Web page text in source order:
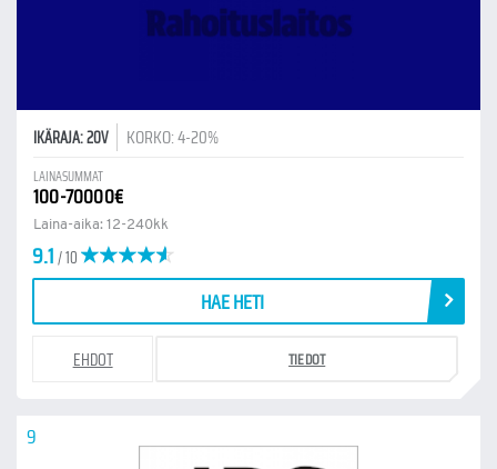
IKÄRAJA: 20V KORKO: 4-20%
LAINASUMMAT
100-70000€
Laina-aika: 12-240kk
9.1/ 10
HAE HETI
EHDOT TIEDOT
9